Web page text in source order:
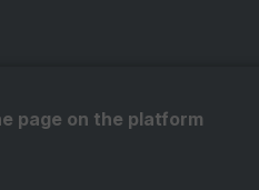
page on the platform